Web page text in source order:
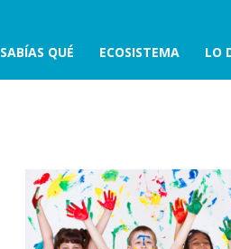
SABÍAS QUÉ ECOSISTEMA LO